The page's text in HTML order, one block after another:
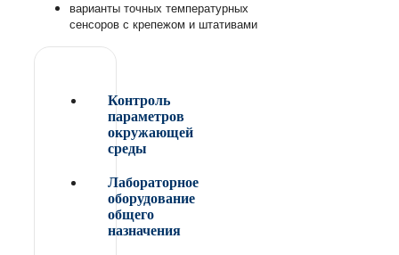
варианты точных температурных
сенсоров с крепежом и штативами
Контроль
параметров
окружающей
среды
Лабораторное
оборудование
общего
назначения